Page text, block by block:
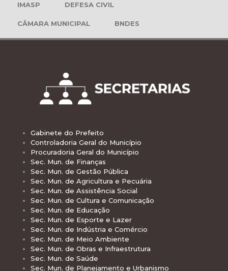
IMASP DEFESA CIVIL
CÂMARA MUNICIPAL BNDES
Gabinete do Prefeito
Controladoria Geral do Município
Procuradoria Geral do Município
Sec. Mun. de Finanças
Sec. Mun. de Gestão Pública
Sec. Mun. de Agricultura e Pecuária
Sec. Mun. de Assistência Social
Sec. Mun. de Cultura e Comunicação
Sec. Mun. de Educação
Sec. Mun. de Esporte e Lazer
Sec. Mun. de Indústria e Comércio
Sec. Mun. de Meio Ambiente
Sec. Mun. de Obras e Infraestrutura
Sec. Mun. de Saúde
Sec. Mun. de Planejamento e Urbanismo